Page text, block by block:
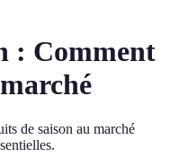
: Comment
de saison au marché